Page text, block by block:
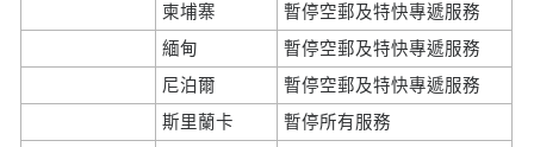
柬埔寨
暫停空郵及特快專遞服務
緬甸
暫停空郵及特快專遞服務
尼泊爾
暫停空郵及特快專遞服務
斯里蘭卡
暫停所有服務